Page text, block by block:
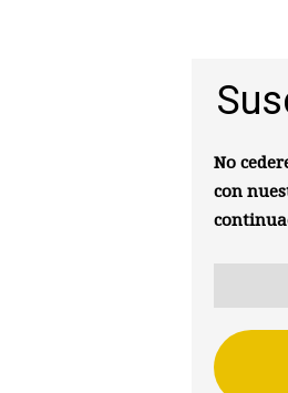
No
con